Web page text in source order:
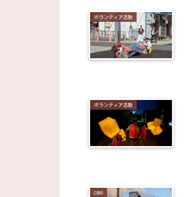
ボランティア活動
ボランティア活動
CS60